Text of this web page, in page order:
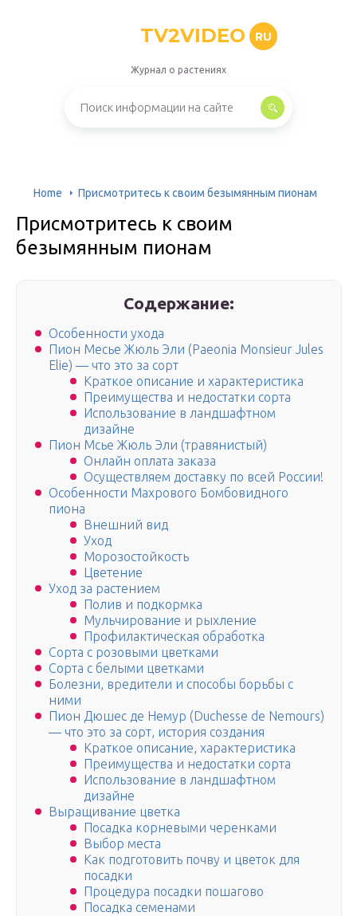
TV2VIDEO RU
Журнал о растениях
Home Присмотритесь к своим безымянным пионам
Присмотритесь к своим
безымянным пионам
Содержание:
Особенности ухода
Пион Месье Жюль Эли (Paeonia Monsieur Jules
Elie) — что это за сорт
Краткое описание и характеристика
Преимущества и недостатки сорта
Использование в ландшафтном
дизайне
Пион Мсье Жюль Эли (травянистый)
Онлайн оплата заказа
Осуществляем доставку по всей России!
Особенности Махрового Бомбовидного
пиона
Внешний вид
Уход
Морозостойкость
Цветение
Уход за растением
Полив и подкормка
Мульчирование и рыхление
Профилактическая обработка
Сорта с розовыми цветками
Сорта с белыми цветками
Болезни, вредители и способы борьбы с
ними
Пион Дюшес де Немур (Duchesse de Nemours)
— что это за сорт, история создания
Краткое описание, характеристика
Преимущества и недостатки сорта
Использование в ландшафтном
дизайне
Выращивание цветка
Посадка корневыми черенками
Выбор места
Как подготовить почву и цветок для
посадки
Процедура посадки пошагово
Посадка семенами